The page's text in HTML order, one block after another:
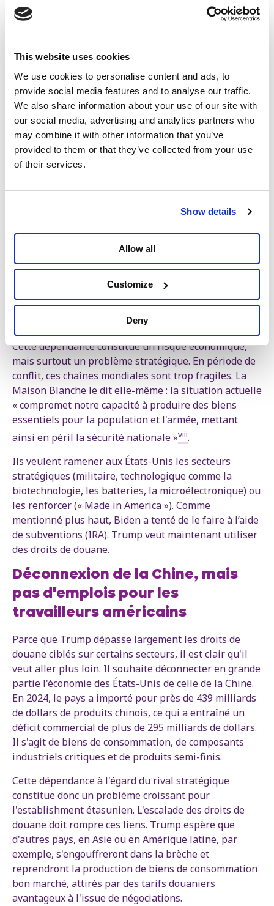
This website uses cookies
We use cookies to personalise content and ads, to
provide social media features and to analyse our traffic.
We also share information about your use of our site with
our social media, advertising and analytics partners who
may combine it with other information that you’ve
provided to them or that they’ve collected from your use
of their services.
Show details
Allow all
Customize
Deny
Chine au lieu de celles en provenance des États-Unis.
Cela correspond parfaitement à son slogan « Make
la Chine.
La vulnérabilité du « Made
Elsewhere »
En arrière-plan, une réalité économique entre en jeu :
la vulnérabilité des chaînes de production
mondialisées. Des décennies de délocalisation de la
production vers des pays à bas salaires ont rendu
consommation essentiels comme aux matières
La crise du Corona l'a douloureusement mis en
évidence. Une pénurie de puces informatiques a mis à
l’arrêt des usines automobiles aux États-Unis et en
Europe, ce qui a entraîné du chômage, des déficits et
Cette dépendance constitue un risque économique,
mais surtout un problème stratégique. En période de
conflit, ces chaînes mondiales sont trop fragiles. La
Maison Blanche le dit elle-même : la situation actuelle
« compromet notre capacité à produire des biens
essentiels pour la population et l'armée, mettant
ainsi en péril la sécurité nationale »viii.
Ils veulent ramener aux États-Unis les secteurs
stratégiques (militaire, technologique comme la
biotechnologie, les batteries, la microélectronique) ou
les renforcer (« Made in America »). Comme
mentionné plus haut, Biden a tenté de le faire à l’aide
de subventions (IRA). Trump veut maintenant utiliser
des droits de douane.
Déconnexion de la Chine, mais
pas d'emplois pour les
travailleurs américains
Parce que Trump dépasse largement les droits de
douane ciblés sur certains secteurs, il est clair qu'il
veut aller plus loin. Il souhaite déconnecter en grande
partie l'économie des États-Unis de celle de la Chine.
En 2024, le pays a importé pour près de 439 milliards
de dollars de produits chinois, ce qui a entraîné un
déficit commercial de plus de 295 milliards de dollars.
Il s'agit de biens de consommation, de composants
industriels critiques et de produits semi-finis.
Cette dépendance à l'égard du rival stratégique
constitue donc un problème croissant pour
l'establishment étasunien. L'escalade des droits de
douane doit rompre ces liens. Trump espère que
d'autres pays, en Asie ou en Amérique latine, par
exemple, s'engouffreront dans la brèche et
reprendront la production de biens de consommation
bon marché, attirés par des tarifs douaniers
avantageux à l'issue de négociations.